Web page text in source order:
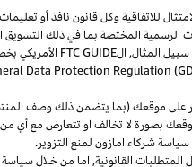
للاتفاقية وكل قانون نافذ أو
الرسمية المختصة بما في ذلك التسويق
المثال, الFTC GUIDE الأمريكي
Data Protection Regulation
على موقعك (بما يتضمن ذلك وصف
بصورة لا تخالف او تتعارض مع أي من
سياسة شركاء امازون لمنع التزوير.
القانونية, اما من خلال